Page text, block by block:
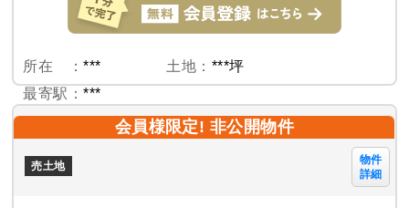
所在 ：***
最寄駅：***
土地： ***坪
会員様限定! 非公開物件
売土地
物件
詳細